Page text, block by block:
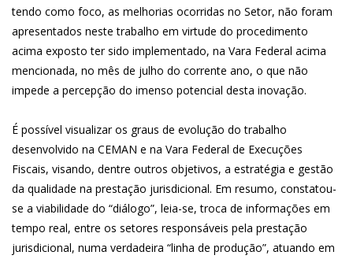
tendo como foco, as melhorias ocorridas no Setor, não foram
apresentados neste trabalho em virtude do procedimento
acima exposto ter sido implementado, na Vara Federal acima
mencionada, no mês de julho do corrente ano, o que não
impede a percepção do imenso potencial desta inovação.
É possível visualizar os graus de evolução do trabalho
desenvolvido na CEMAN e na Vara Federal de Execuções
Fiscais, visando, dentre outros objetivos, a estratégia e gestão
da qualidade na prestação jurisdicional. Em resumo, constatou-
se a viabilidade do “diálogo”, leia-se, troca de informações em
tempo real, entre os setores responsáveis pela prestação
jurisdicional, numa verdadeira “linha de produção”, atuando em